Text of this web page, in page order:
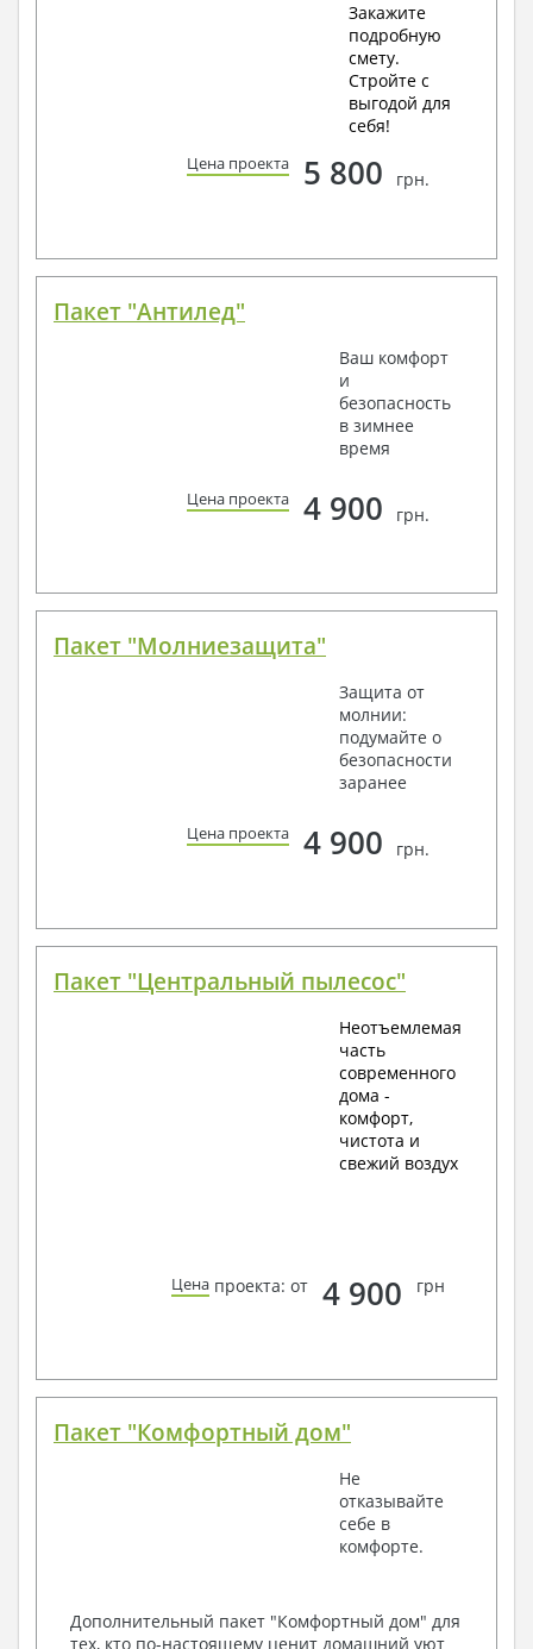
Закажите
подробную
смету.
Стройте с
выгодой для
себя!
Цена проекта 5 800 грн.
Пакет "Антилед"
Ваш комфорт
и
безопасность
в зимнее
время
Цена проекта 4 900 грн.
Пакет "Молниезащита"
Защита от
молнии:
подумайте о
безопасности
заранее
Цена проекта 4 900 грн.
Пакет "Центральный пылесос"
Неотъемлемая
часть
современного
дома -
комфорт,
чистота и
свежий воздух
Цена проекта: от 4 900 грн
Пакет "Комфортный дом"
Не
отказывайте
себе в
комфорте.
Дополнительный пакет "Комфортный дом" для
тех, кто по-настоящему ценит домашний уют